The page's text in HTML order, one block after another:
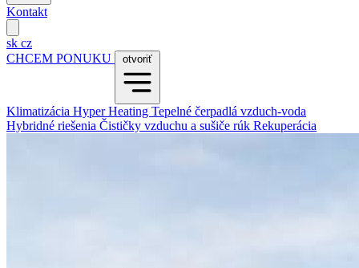
Kontakt
sk cz
CHCEM PONUKU
otvoriť
Klimatizácia Hyper Heating Tepelné čerpadlá vzduch-voda
Hybridné riešenia Čističky vzduchu a sušiče rúk Rekuperácia